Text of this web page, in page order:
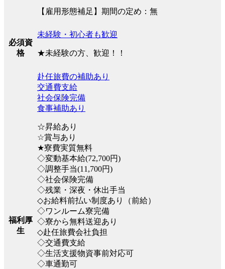
【雇用形態補足】期間の定め：無
必須資
格
未経験・初心者も歓迎
★未経験の方、歓迎！！
福利厚
生
赴任旅費の補助あり
交通費支給
社会保険完備
食事補助あり
☆昇給あり
☆賞与あり
★寮費実質無料
◇変動基本給(72,700円)
◇調整手当(11,700円)
◇社会保険完備
◇残業・深夜・休出手当
◇お給料前払い制度あり（前給）
◇ワンルーム寮完備
◇寮から無料送迎あり
◇赴任旅費会社負担
◇交通費支給
◇生活支援物資事前対応可
◇車通勤可